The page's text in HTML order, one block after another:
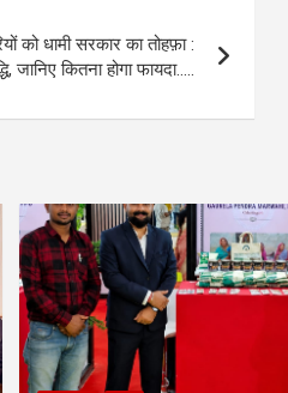
को धामी सरकार का तोहफ़ा :
जानिए कितना होगा फायदा…..